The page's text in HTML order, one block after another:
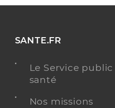
SANTE.FR
Le Service
santé
Nos missions